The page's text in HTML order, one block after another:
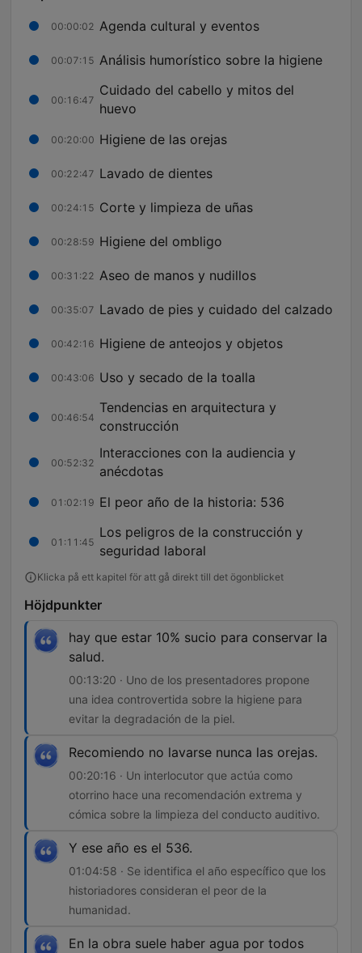
00:00:02 Agenda cultural y eventos
00:07:15 Análisis humorístico sobre la higiene
00:16:47
Cuidado del cabello y mitos del
huevo
00:20:00 Higiene de las orejas
00:22:47 Lavado de dientes
00:24:15 Corte y limpieza de uñas
00:28:59 Higiene del ombligo
00:31:22 Aseo de manos y nudillos
00:35:07 Lavado de pies y cuidado del calzado
00:42:16 Higiene de anteojos y objetos
00:43:06 Uso y secado de la toalla
00:46:54
Tendencias en arquitectura y
construcción
00:52:32
Interacciones con la audiencia y
anécdotas
01:02:19 El peor año de la historia: 536
01:11:45
Los peligros de la construcción y
seguridad laboral
Klicka på ett kapitel för att gå direkt till det ögonblicket
Höjdpunkter
hay que estar 10% sucio para conservar la
salud.
00:13:20 · Uno de los presentadores propone
una idea controvertida sobre la higiene para
evitar la degradación de la piel.
Recomiendo no lavarse nunca las orejas.
00:20:16 · Un interlocutor que actúa como
otorrino hace una recomendación extrema y
cómica sobre la limpieza del conducto auditivo.
Y ese año es el 536.
01:04:58 · Se identifica el año específico que los
historiadores consideran el peor de la
humanidad.
En la obra suele haber agua por todos